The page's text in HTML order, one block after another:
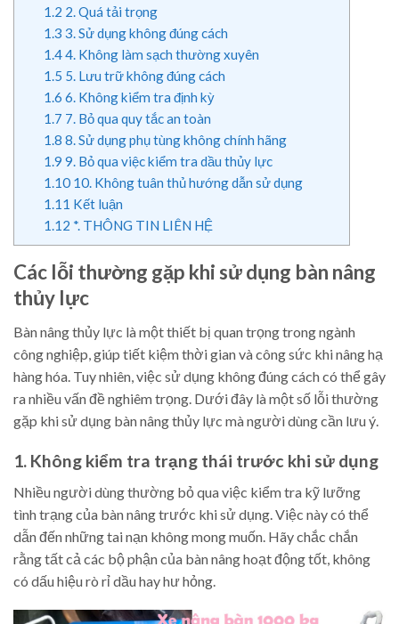
1.2 2. Quá tải trọng
1.3 3. Sử dụng không đúng cách
1.44. Không làm sạch thường xuyên
1.5 5. Lưu trữ không đúng cách
1.6 6. Không kiểm tra định kỳ
1.7 7. Bỏ qua quy tắc an toàn
1.8 8. Sử dụng phụ tùng không chính hãng
1.9 9. Bỏ qua việc kiểm tra dầu thủy lực
1.1010. Không tuân thủ hướng dẫn sử dụng
1.11 Kết luận
1.12 *. THÔNG TIN LIÊN HỆ
Các lỗi thường gặp khi sử dụng bàn nâng
thủy lực
Bàn nâng thủy lực là một thiết bị quan trọng trong ngành
công nghiệp, giúp tiết kiệm thời gian và công sức khi nâng hạ
hàng hóa. Tuy nhiên, việc sử dụng không đúng cách có thể gây
ra nhiều vấn đề nghiêm trọng. Dưới đây là một số lỗi thường
gặp khi sử dụng bàn nâng thủy lực mà người dùng cần lưu ý.
1. Không kiểm tra trạng thái trước khi sử dụng
Nhiều người dùng thường bỏ qua việc kiểm tra kỹ lưỡng
tình trạng của bàn nâng trước khi sử dụng. Việc này có thể
dẫn đến những tai nạn không mong muốn. Hãy chắc chắn
rằng tất cả các bộ phận của bàn nâng hoạt động tốt, không
có dấu hiệu rò rỉ dầu hay hư hỏng.